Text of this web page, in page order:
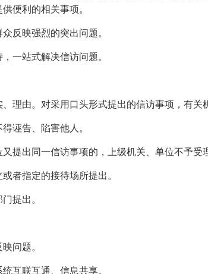
便利的相关事项。
反映强烈的突出问题。
一站式解决信访问题。
由。对采用口头形式提出的信访事项，有关
诬告、陷害他人。
提出同一信访事项的，上级机关、单位不予受
者指定的接待场所提出。
提出。
问题。
互联互通、信息共享。